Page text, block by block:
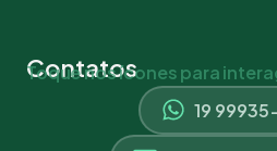
Contatos
Toque nos ícones para
19